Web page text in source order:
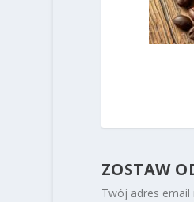
ZOSTAW
Twój adres email